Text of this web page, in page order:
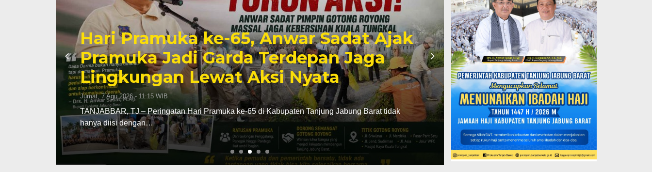
Hari Pramuka ke-65, Anwar Sadat Ajak
Pramuka Jadi Garda Terdepan Jaga
Lingkungan Lewat Aksi Nyata
Jumat, 7 Agu 2026 - 11:15 WIB
TANJABBAR, TJ – Peringatan Hari Pramuka ke-65 di Kabupaten Tanjung Jabung Barat tidak
hanya diisi dengan…
Satpol PP Menang
Tanjabbar,
Perdana di OPD Cup
Kamis, 6 Agu 2026 - 18:05 WIB
TANJABBAR, TJ – Tim Satpol PP Kabupaten
ajang OPD Cup…